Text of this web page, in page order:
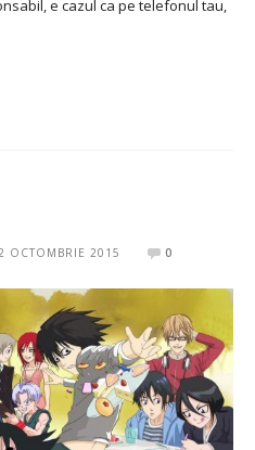
e cazul ca pe telefonul tau,
OCTOMBRIE 2015 0